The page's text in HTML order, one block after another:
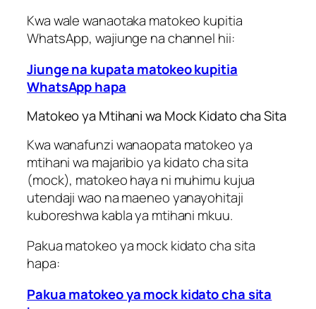
Kwa wale wanaotaka matokeo kupitia
WhatsApp, wajiunge na channel hii:
Jiunge na kupata matokeo kupitia
WhatsApp hapa
Matokeo ya Mtihani wa Mock Kidato cha Sita
Kwa wanafunzi wanaopata matokeo ya
mtihani wa majaribio ya kidato cha sita
(mock), matokeo haya ni muhimu kujua
utendaji wao na maeneo yanayohitaji
kuboreshwa kabla ya mtihani mkuu.
Pakua matokeo ya mock kidato cha sita
hapa:
Pakua matokeo ya mock kidato cha sita